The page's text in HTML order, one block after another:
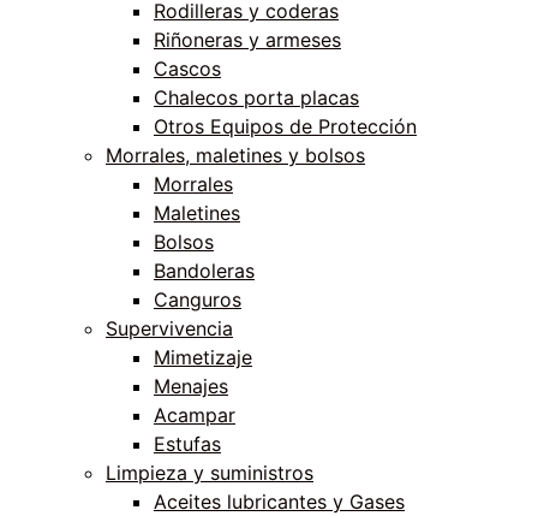
Rodilleras y coderas
Riñoneras y armeses
Cascos
Chalecos porta placas
Otros Equipos de Protección
Morrales, maletines y bolsos
Morrales
Maletines
Bolsos
Bandoleras
Canguros
Supervivencia
Mimetizaje
Menajes
Acampar
Estufas
Limpieza y suministros
Aceites lubricantes y Gases